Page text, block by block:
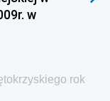
i
L
w
rok